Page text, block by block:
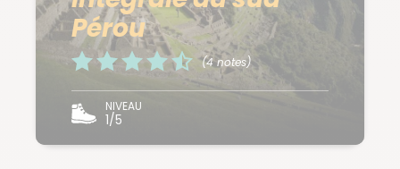
Pérou
(4 notes)
NIVEAU
1/5